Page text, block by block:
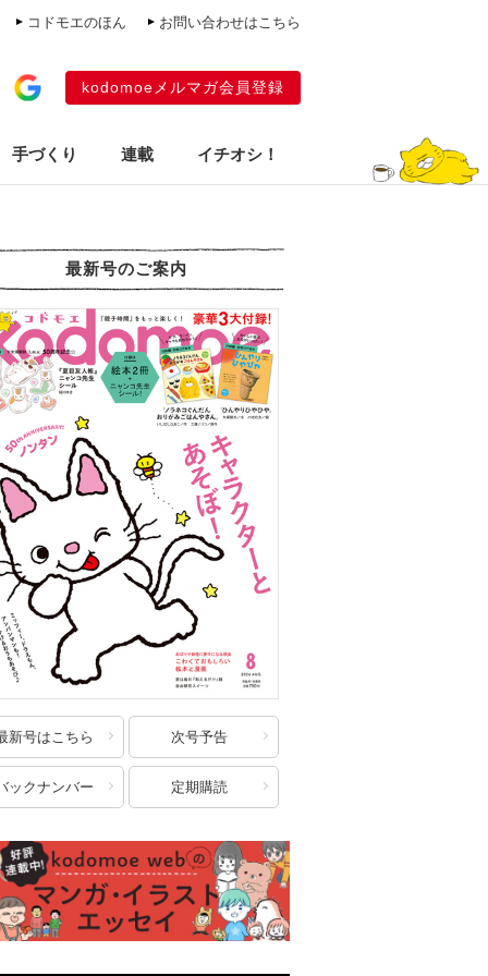
コドモエのほん お問い合わせはこちら
kodomoeメルマガ会員登録
手づくり 連載 イチオシ！
最新号のご案内
新号はこちら 次号予告
ックナンバー 定期購読